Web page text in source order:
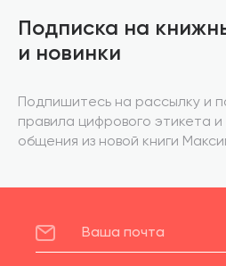
Подписка на
и новинки
Подпишитесь на рассылку и
правила цифрового этикета
общения из новой книги